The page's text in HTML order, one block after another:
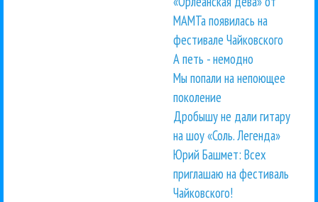
МАМТа появилась на
фестивале Чайковского
А петь - немодно
Мы попали на непоющее
поколение
Дробышу не дали гитару
на шоу «Соль. Легенда»
Юрий Башмет: Всех
приглашаю на фестиваль
Чайковского!